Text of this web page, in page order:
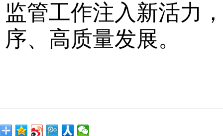
监管工作注入新活力
序、高质量发展。